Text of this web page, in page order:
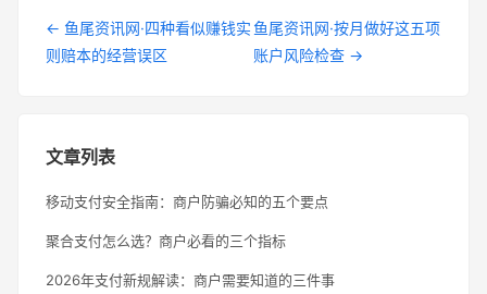
← 鱼尾资讯网·四种看似赚钱实
则赔本的经营误区
鱼尾资讯网·按月做好这五项
账户风险检查 →
文章列表
移动支付安全指南：商户防骗必知的五个要点
聚合支付怎么选？商户必看的三个指标
2026年支付新规解读：商户需要知道的三件事